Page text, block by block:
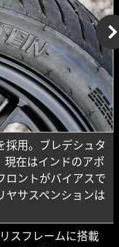
採用。ブレデシュタ
現在はインドのアポ
ロントがバイアスで
ヤサスペンションは
スフレームに搭載